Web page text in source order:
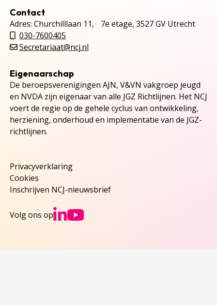
Contact
Adres: Churchilllaan 11, 7e etage, 3527 GV Utrecht
030-7600405
Secretariaat@ncj.nl
Eigenaarschap
De beroepsverenigingen AJN, V&VN vakgroep jeugd
en NVDA zijn eigenaar van alle JGZ Richtlijnen. Het NCJ
voert de regie op de gehele cyclus van ontwikkeling,
herziening, onderhoud en implementatie van de JGZ-
richtlijnen.
Privacyverklaring
Cookies
Inschrijven NCJ-nieuwsbrief
Volg ons op Ga naar NCJs